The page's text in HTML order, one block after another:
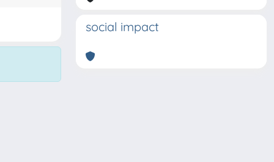
social impact